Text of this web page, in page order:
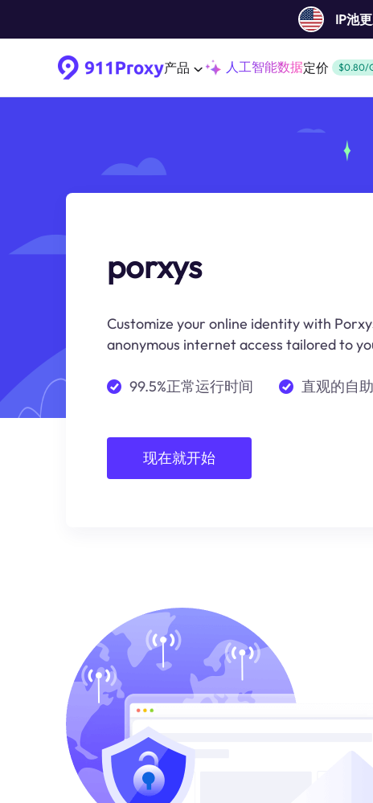
IP池
产品 人工智能数据定价 $0.80/
porxys
Customize your online identity with
anonymous internet access tailored to
99.5%正常运行时间 直观的自
现在就开始